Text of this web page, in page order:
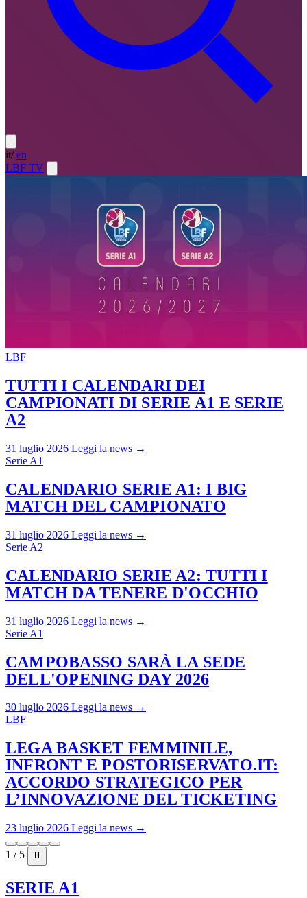
it/ en
LBF TV
LBF
TUTTI I CALENDARI DEI
CAMPIONATI DI SERIE A1 E SERIE
A2
31 luglio 2026 Leggi la news →
Serie A1
CALENDARIO SERIE A1: I BIG
MATCH DEL CAMPIONATO
31 luglio 2026 Leggi la news →
Serie A2
CALENDARIO SERIE A2: TUTTI I
MATCH DA TENERE D'OCCHIO
31 luglio 2026 Leggi la news →
Serie A1
CAMPOBASSO SARÀ LA SEDE
DELL'OPENING DAY 2026
30 luglio 2026 Leggi la news →
LBF
LEGA BASKET FEMMINILE,
INFRONT E POSTORISERVATO.IT:
ACCORDO STRATEGICO PER
L’INNOVAZIONE DEL TICKETING
23 luglio 2026 Leggi la news →
1 / 5 ⏸
SERIE A1